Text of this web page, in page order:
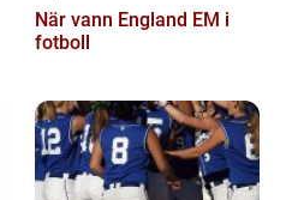
När vann England EM i
fotboll